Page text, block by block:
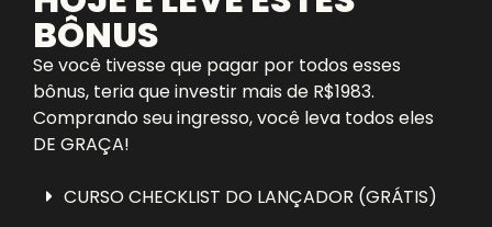
BÔNUS
Se você tivesse que pagar por todos esses
bônus, teria que investir mais de R$1983.
Comprando seu ingresso, você leva todos eles
DE GRAÇA!
CURSO CHECKLIST DO LANÇADOR (GRÁTIS)